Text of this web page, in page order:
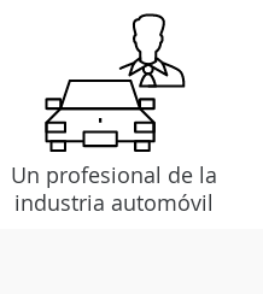
Un profesional de la
industria automóvil